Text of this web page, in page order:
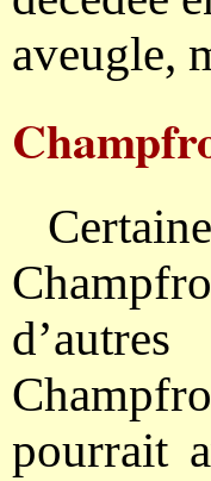
aveugle,
pourrait